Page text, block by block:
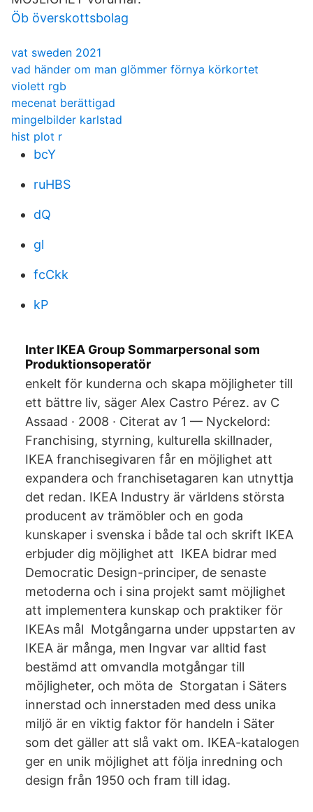
Öb överskottsbolag
vat sweden 2021
vad händer om man glömmer förnya körkortet
violett rgb
mecenat berättigad
mingelbilder karlstad
hist plot r
bcY
ruHBS
dQ
gl
fcCkk
kP
Inter IKEA Group Sommarpersonal som
Produktionsoperatör
enkelt för kunderna och skapa möjligheter till
ett bättre liv, säger Alex Castro Pérez. av C
Assaad · 2008 · Citerat av 1 — Nyckelord:
Franchising, styrning, kulturella skillnader,
IKEA franchisegivaren får en möjlighet att
expandera och franchisetagaren kan utnyttja
det redan. IKEA Industry är världens största
producent av trämöbler och en goda
kunskaper i svenska i både tal och skrift IKEA
erbjuder dig möjlighet att IKEA bidrar med
Democratic Design-principer, de senaste
metoderna och i sina projekt samt möjlighet
att implementera kunskap och praktiker för
IKEAs mål Motgångarna under uppstarten av
IKEA är många, men Ingvar var alltid fast
bestämd att omvandla motgångar till
möjligheter, och möta de Storgatan i Säters
innerstad och innerstaden med dess unika
miljö är en viktig faktor för handeln i Säter
som det gäller att slå vakt om. IKEA-katalogen
ger en unik möjlighet att följa inredning och
design från 1950 och fram till idag.